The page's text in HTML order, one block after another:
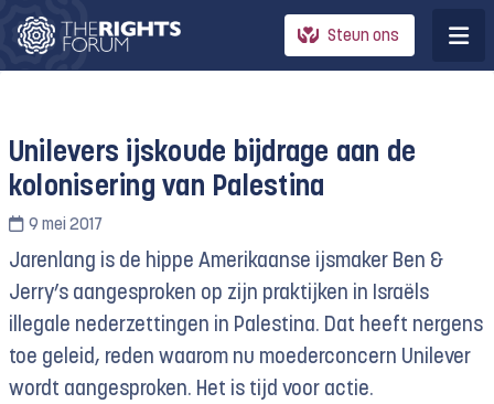
Steun ons
Unilevers ijskoude bijdrage aan de
kolonisering van Palestina
9 mei 2017
Jarenlang is de hippe Amerikaanse ijsmaker Ben &
Jerry’s aangesproken op zijn praktijken in Israëls
illegale nederzettingen in Palestina. Dat heeft nergens
toe geleid, reden waarom nu moederconcern Unilever
wordt aangesproken. Het is tijd voor actie.